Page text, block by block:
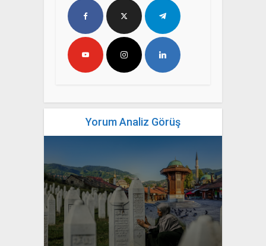
Yorum Analiz Görüş
yazan
Bahri Ak